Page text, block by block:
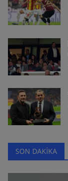
SON DAKİKA